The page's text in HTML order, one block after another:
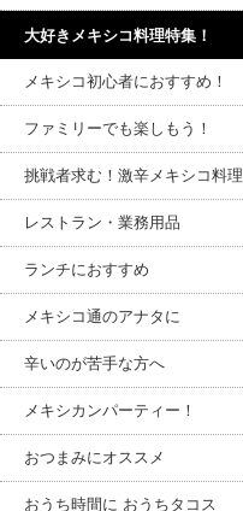
大好きメキシコ料理特集！
メキシコ初心者におすすめ！
ファミリーでも楽しもう！
挑戦者求む！激辛メキシコ料理
レストラン・業務用品
ランチにおすすめ
メキシコ通のアナタに
辛いのが苦手な方へ
メキシカンパーティー！
おつまみにオススメ
おうち時間に おうちタコス